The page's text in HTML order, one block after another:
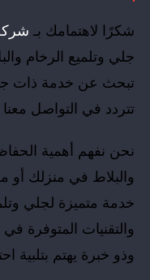
شكرًا لاهتمامك بـ
جلي وتلميع الرخام
تبحث عن خدمة ذات
تتردد في التواصل معنا
نحن نفهم أهمية
والبلاط في منزلك أو
خدمة متميزة لجلي
والتقنيات المتوفرة
وذو خبرة يهتم بتلبية